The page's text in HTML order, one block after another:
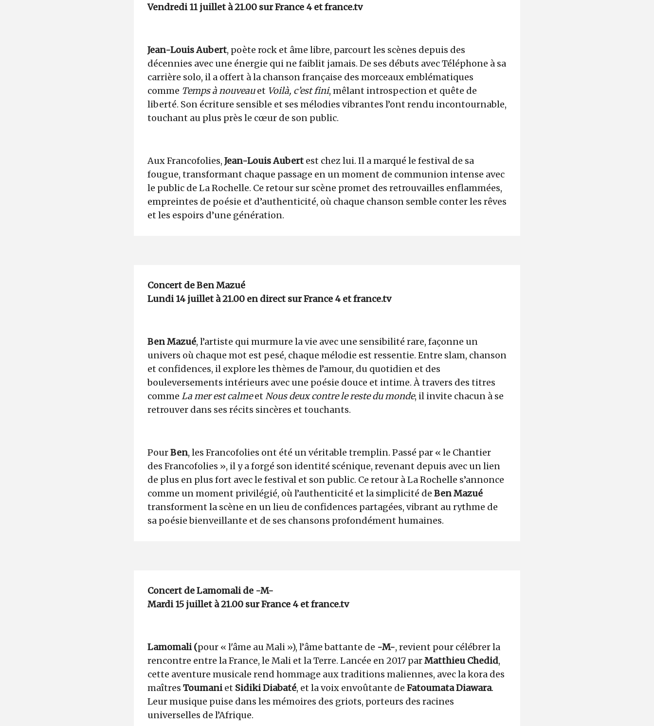
Vendredi 11 juillet à 21.00 sur France 4 et france.tv
Jean-Louis Aubert, poète rock et âme libre, parcourt les scènes depuis des
décennies avec une énergie qui ne faiblit jamais. De ses débuts avec Téléphone à sa
carrière solo, il a offert à la chanson française des morceaux emblématiques
comme Temps à nouveauet Voilà, c’est fini, mêlant introspection et quête de
liberté. Son écriture sensible et ses mélodies vibrantes l’ont rendu incontournable,
touchant au plus près le cœur de son public.
Aux Francofolies, Jean-Louis Aubert est chez lui. Il a marqué le festival de sa
fougue, transformant chaque passage en un moment de communion intense avec
le public de La Rochelle. Ce retour sur scène promet des retrouvailles enflammées,
empreintes de poésie et d’authenticité, où chaque chanson semble conter les rêves
et les espoirs d’une génération.
Concert de Ben Mazué
Lundi 14 juillet à 21.00 en direct sur France 4 et france.tv
Ben Mazué, l’artiste qui murmure la vie avec une sensibilité rare, façonne un
univers où chaque mot est pesé, chaque mélodie est ressentie. Entre slam, chanson
et confidences, il explore les thèmes de l’amour, du quotidien et des
bouleversements intérieurs avec une poésie douce et intime. À travers des titres
comme La mer est calmeet Nous deux contre le reste du monde, il invite chacun à se
retrouver dans ses récits sincères et touchants.
PourBen, les Francofolies ont été un véritable tremplin. Passé par « le Chantier
des Francofolies », il y a forgé son identité scénique, revenant depuis avec un lien
de plus en plus fort avec le festival et son public. Ce retour à La Rochelle s’annonce
comme un moment privilégié, où l’authenticité et la simplicité de Ben Mazué
transforment la scène en un lieu de confidences partagées, vibrant au rythme de
sa poésie bienveillante et de ses chansons profondément humaines.
Concert de Lamomali de -M-
Mardi 15 juillet à 21.00 sur France 4 et france.tv
Lamomali (pour « l'âme au Mali »), l’âme battante de -M-, revient pour célébrer la
rencontre entre la France, le Mali et la Terre. Lancée en 2017 parMatthieu Chedid,
cette aventure musicale rend hommage aux traditions maliennes, avec la kora des
maîtres Toumaniet Sidiki Diabaté, et la voix envoûtante de Fatoumata Diawara.
Leur musique puise dans les mémoires des griots, porteurs des racines
universelles de l’Afrique.